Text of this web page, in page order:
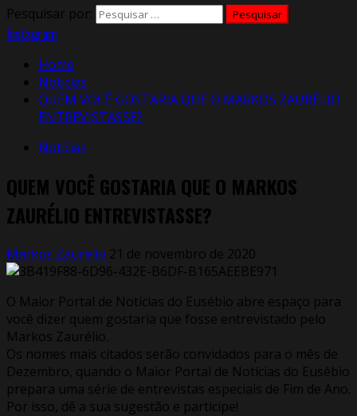
Pesquisar por:
Instagram
Home
Notícias
QUEM VOCÊ GOSTARIA QUE O MARKOS ZAURÉLIO
ENTREVISTASSE?
Notícias
QUEM VOCÊ GOSTARIA QUE O MARKOS
ZAURÉLIO ENTREVISTASSE?
Markos Zaurelio 21 de novembro de 2020
O Maior Portal de Notícias do Eusébio abre espaço para
você dizer quem gostaria que fosse entrevistado pelo
Markos Zaurélio.
Os nomes mais citados serão convidados para o mês de
Dezembro, quando o Maior Portal de Notícias do Eusébio
prepara uma série de entrevistas especiais de Fim de Ano.
Por isso, dê a sua sugestão e participe!